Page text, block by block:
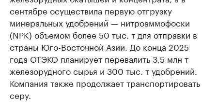
сентябре осуществила первую отгрузку
минеральных удобрений — нитроаммофоски
(NPK) объемом более 50 тыс. т для отправки в
страны Юго-Восточной Азии. До конца 2025
года ОТЭКО планирует перевалить 3,5 млн т
железорудного сырья и 300 тыс. т удобрений.
Компания также продолжает транспортировать
серу.